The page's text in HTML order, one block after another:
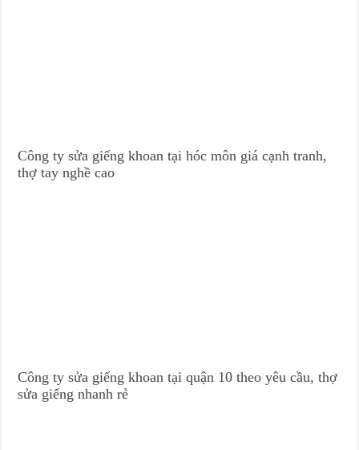
Công ty sửa giếng khoan tại hóc môn giá cạnh tranh,
thợ tay nghề cao
Công ty sửa giếng khoan tại quận 10 theo yêu cầu, thợ
sửa giếng nhanh rẻ